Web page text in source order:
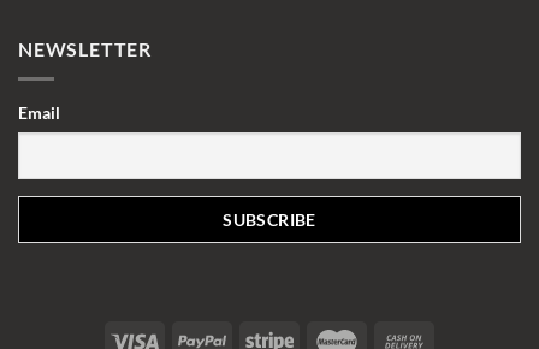
NEWSLETTER
Email